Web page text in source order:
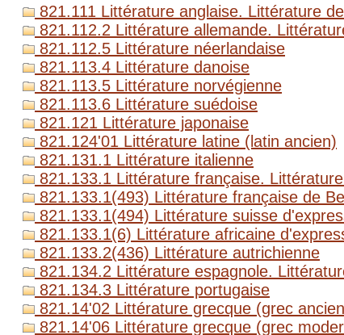
821.111 Littérature anglaise. Littérature
821.112.2 Littérature allemande.
821.112.5 Littérature néerlandaise
821.113.4 Littérature danoise
821.113.5 Littérature norvégienne
821.113.6 Littérature suédoise
821.121 Littérature japonaise
821.124'01 Littérature latine (latin ancien)
821.131.1 Littérature italienne
821.133.1 Littérature française.
821.133.1(493) Littérature française de
821.133.1(494) Littérature suisse
821.133.1(6) Littérature africaine
821.133.2(436) Littérature autrichienne
821.134.2 Littérature espagnole.
821.134.3 Littérature portugaise
821.14'02 Littérature grecque (grec
821.14'06 Littérature grecque (grec